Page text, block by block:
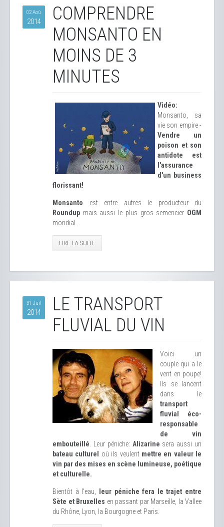
02 Aoû
2014
COMPRENDRE
MONSANTO EN
MOINS DE 3
MINUTES
Vidéo:
Monsanto, sa
vie son empire -
Vendre un
poison et son
antidote est
l'assurance
d'un business
florissant!
Monsanto est entre autres le producteur du
Roundup mais aussi le plus gros semencier OGM
mondial.
LIRE LA SUITE
31 Juil
2014
LE TRANSPORT
FLUVIAL DU VIN
Voici un
couple qui a le
vent en poupe!
Ils se lancent
dans le
transport
fluvial éco-
responsable
de vin
embouteillé . Leur péniche: Alizarine sera aussi un
bateau culturel
où ils veulent mettre en valeur le
vin par des mises en scène lumineuse, poétique
et culturelle.
Bientôt à l'eau,
leur péniche fera le trajet entre
Sète et Bruxelles en passant par Marseille, la Vallee
du Rhône, Lyon, la Bourgogne et Paris.